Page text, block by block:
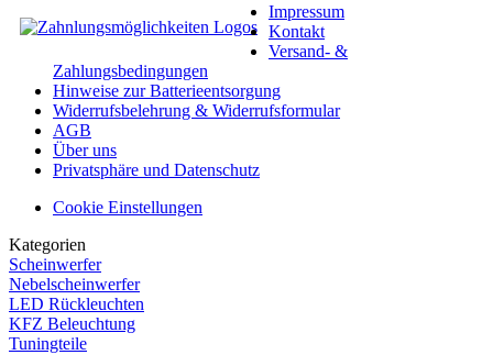
Impressum
Kontakt
Versand- &
Zahlungsbedingungen
Hinweise zur Batterieentsorgung
Widerrufsbelehrung & Widerrufsformular
AGB
Über uns
Privatsphäre und Datenschutz
Cookie Einstellungen
Kategorien
Scheinwerfer
Nebelscheinwerfer
LED Rückleuchten
KFZ Beleuchtung
Tuningteile